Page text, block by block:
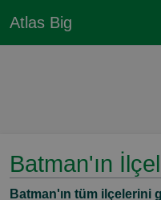
Atlas Big
Batman'ın
Batman'ın tüm ilçelerini